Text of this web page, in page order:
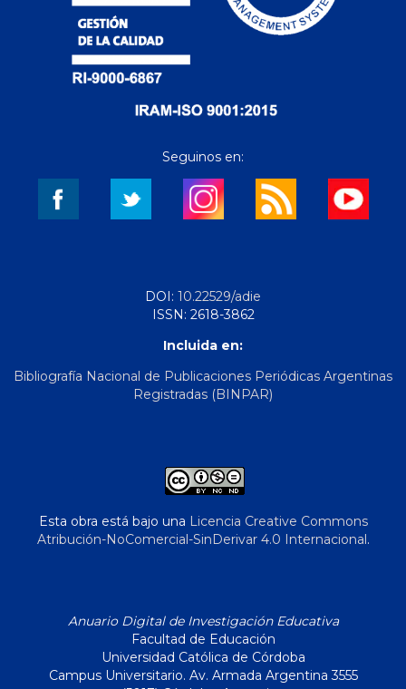
Seguinos en:
DOI: 10.22529/adie
ISSN: 2618-3862
Incluida en:
Bibliografía Nacional de Publicaciones Periódicas Argentinas
Registradas (BINPAR)
Esta obra está bajo una Licencia Creative Commons
Atribución-NoComercial-SinDerivar 4.0 Internacional.
Anuario Digital de Investigación Educativa
Facultad de Educación
Universidad Católica de Córdoba
Campus Universitario. Av. Armada Argentina 3555